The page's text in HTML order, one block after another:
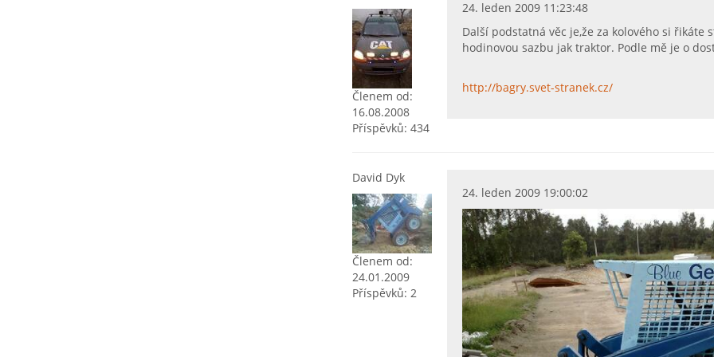
Členem od:
16.08.2008
Příspěvků: 434
24. leden 2009 11:23:48
Další podstatná věc je,že za kolového si řikáte
hodinovou sazbu jak traktor. Podle mě je o
http://bagry.svet-stranek.cz/
David Dyk
Členem od:
24.01.2009
Příspěvků: 2
24. leden 2009 19:00:02